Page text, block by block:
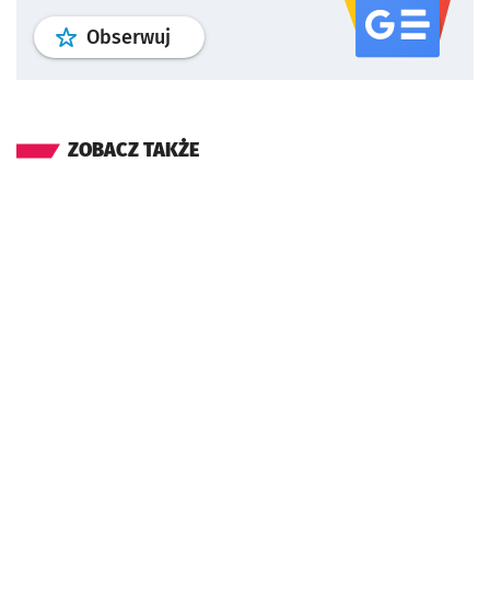
Obserwuj profil serwisu
ZOBACZ TAKŻE